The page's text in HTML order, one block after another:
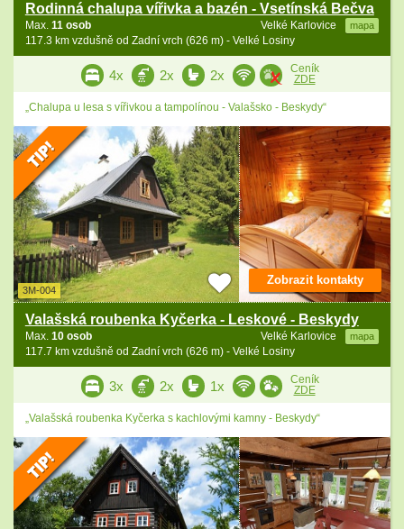
Rodinná chalupa vířivka a bazén - Vsetínská Bečva
Velké Karlovice mapa
Max. 11 osob
117.3 km vzdušně od Zadní vrch (626 m) - Velké Losiny
4x 2x 2x
Ceník
ZDE
„Chalupa u lesa s vířivkou a tampolínou - Valašsko - Beskydy“
3M-004
Valašská roubenka Kyčerka - Leskové - Beskydy
Velké Karlovice mapa
Max. 10 osob
117.7 km vzdušně od Zadní vrch (626 m) - Velké Losiny
Zobrazit kontakty
3x 2x 1x
Ceník
ZDE
„Valašská roubenka Kyčerka s kachlovými kamny - Beskydy“